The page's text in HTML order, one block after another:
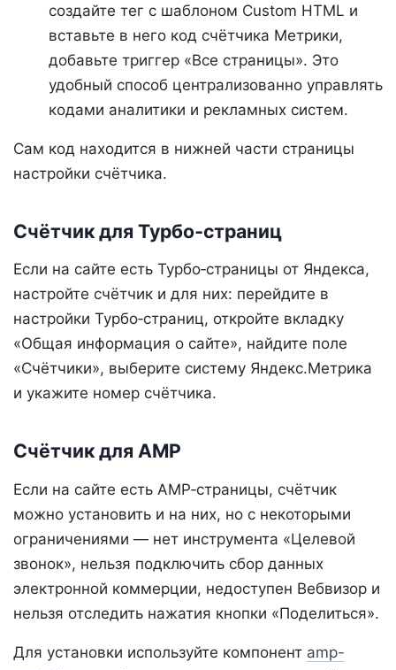
создайте тег с шаблоном Custom HTML и
вставьте в него код счётчика Метрики,
добавьте триггер «Все страницы». Это
удобный способ централизованно управлять
кодами аналитики и рекламных систем.
Сам код находится в нижней части страницы
настройки счётчика.
Счётчик для Турбо‑страниц
Если на сайте есть Турбо‑страницы от Яндекса,
настройте счётчик и для них: перейдите в
настройки Турбо‑страниц, откройте вкладку
«Общая информация о сайте», найдите поле
«Счётчики», выберите систему Яндекс.Метрика
и укажите номер счётчика.
Счётчик для AMP
Если на сайте есть AMP‑страницы, счётчик
можно установить и на них, но с некоторыми
ограничениями — нет инструмента «Целевой
звонок», нельзя подключить сбор данных
электронной коммерции, недоступен Вебвизор и
нельзя отследить нажатия кнопки «Поделиться».
Для установки используйте компонент amp-